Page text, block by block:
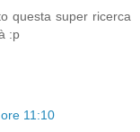
questa super ricerca
:p
11:10